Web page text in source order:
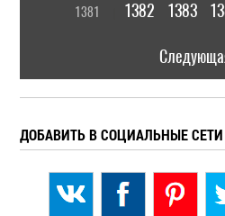
1381 1382 1383
ДОБАВИТЬ В СОЦИАЛЬНЫЕ СЕТИ